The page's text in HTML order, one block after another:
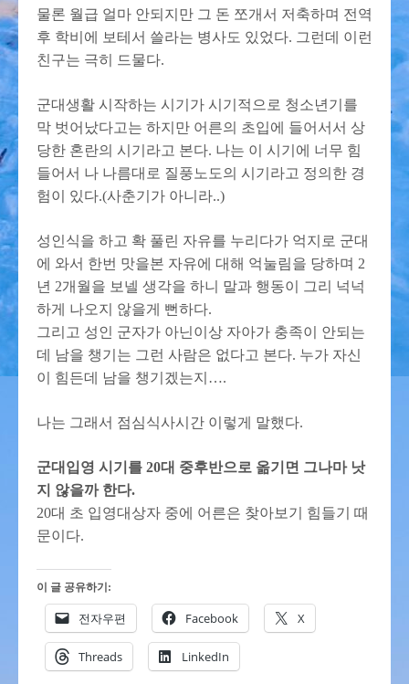
물론 월급 얼마 안되지만 그 돈 쪼개서 저축하며 전역
후 학비에 보테서 쓸라는 병사도 있었다. 그런데 이런
친구는 극히 드물다.
군대생활 시작하는 시기가 시기적으로 청소년기를
막 벗어났다고는 하지만 어른의 초입에 들어서서 상
당한 혼란의 시기라고 본다. 나는 이 시기에 너무 힘
들어서 나 나름대로 질풍노도의 시기라고 정의한 경
험이 있다.(사춘기가 아니라..)
성인식을 하고 확 풀린 자유를 누리다가 억지로 군대
에 와서 한번 맛을본 자유에 대해 억눌림을 당하며 2
년 2개월을 보넬 생각을 하니 말과 행동이 그리 넉넉
하게 나오지 않을게 뻔하다.
그리고 성인 군자가 아닌이상 자아가 충족이 안되는
데 남을 챙기는 그런 사람은 없다고 본다. 누가 자신
이 힘든데 남을 챙기겠는지….
나는 그래서 점심식사시간 이렇게 말했다.
군대입영 시기를 20대 중후반으로 옮기면 그나마 낫
지 않을까 한다.
20대 초 입영대상자 중에 어른은 찾아보기 힘들기 때
문이다.
이 글 공유하기:
전자우편 Facebook X
Threads LinkedIn